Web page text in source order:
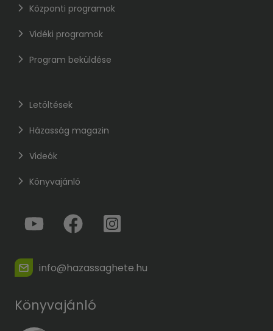
Központi programok
Vidéki programok
Program beküldése
Letöltések
Házasság magazin
Videók
Könyvajánló
info@hazassaghete.hu
Könyvajánló